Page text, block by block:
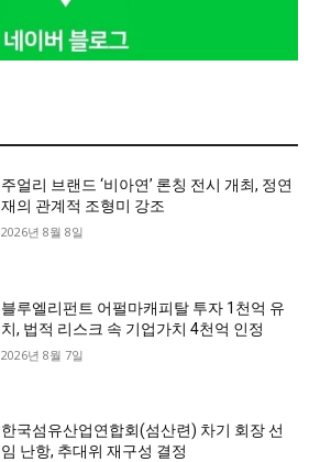
주얼리 브랜드 ‘비아연’ 론칭 전시 개최, 정연
재의 관계적 조형미 강조
2026년 8월 8일
블루엘리펀트 어펄마캐피탈 투자 1천억 유
치, 법적 리스크 속 기업가치 4천억 인정
2026년 8월 7일
한국섬유산업연합회(섬산련) 차기 회장 선
임 난항, 추대위 재구성 결정